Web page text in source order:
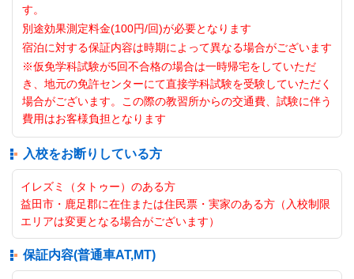
す。
別途効果測定料金(100円/回)が必要となります
宿泊に対する保証内容は時期によって異なる場合がございます
※仮免学科試験が5回不合格の場合は一時帰宅をしていただ
き、地元の免許センターにて直接学科試験を受験していただく
場合がございます。この際の教習所からの交通費、試験に伴う
費用はお客様負担となります
入校をお断りしている方
イレズミ（タトゥー）のある方
益田市・鹿足郡に在住または住民票・実家のある方（入校制限
エリアは変更となる場合がございます）
保証内容(普通車AT,MT)